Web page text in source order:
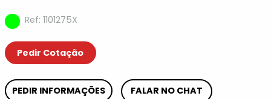
Ref: 1101275X
Pedir Cotação
PEDIR INFORMAÇÕES FALAR NO CHAT